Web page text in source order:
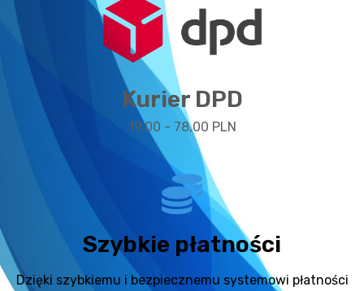
Kurier DPD
19,00 - 78,00 PLN
Szybkie płatności
Dzięki szybkiemu i bezpiecznemu systemowi płatności